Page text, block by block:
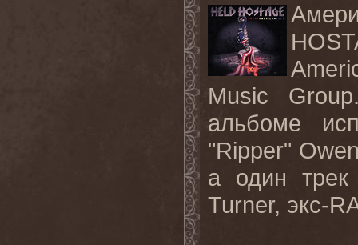
Music Group
альбоме
"Ripper"
а один
Turner, экс-